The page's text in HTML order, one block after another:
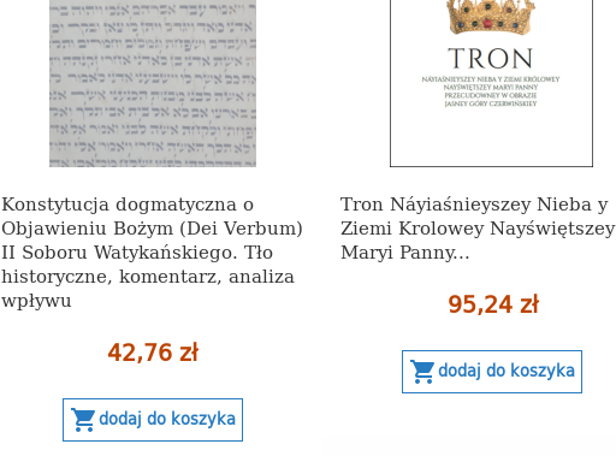
Konstytucja dogmatyczna o
Objawieniu Bożym (Dei Verbum)
II Soboru Watykańskiego. Tło
historyczne, komentarz, analiza
wpływu
42,76 zł
shopping_cartdodaj do koszyka
Tron Náyiaśnieyszey Nieba y
Ziemi Krolowey Nayświętszey
Maryi Panny...
95,24 zł
shopping_cartdodaj do koszyka